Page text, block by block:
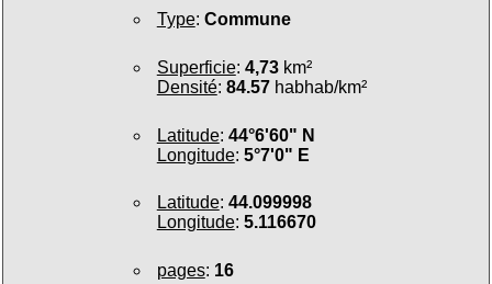
Type: Commune
Superficie: 4,73km²
Densité: 84.57habhab/km²
Latitude: 44°6'60" N
Longitude: 5°7'0" E
Latitude: 44.099998
Longitude: 5.116670
pages: 16